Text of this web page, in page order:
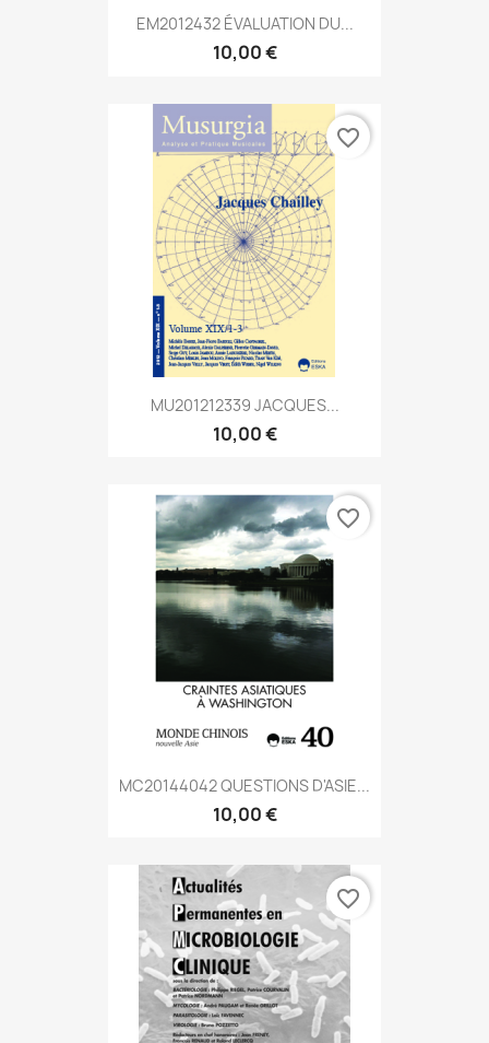
EM2012432 ÉVALUATION DU...
10,00 €
MU201212339 JACQUES...
10,00 €
favorite_border
MC20144042 QUESTIONS D'ASIE...
10,00 €
favorite_border
favorite_border